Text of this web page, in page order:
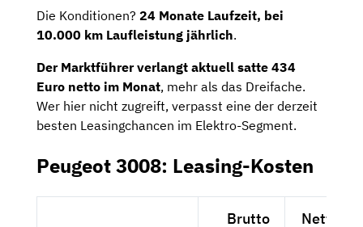
Die Konditionen? 24 Monate Laufzeit, bei
10.000 km Laufleistung jährlich.
Der Marktführer verlangt aktuell satte 434
Euro netto im Monat, mehr als das Dreifache.
Wer hier nicht zugreift, verpasst eine der derzeit
besten Leasingchancen im Elektro-Segment.
Peugeot 3008: Leasing-Kosten
Brutto Netto